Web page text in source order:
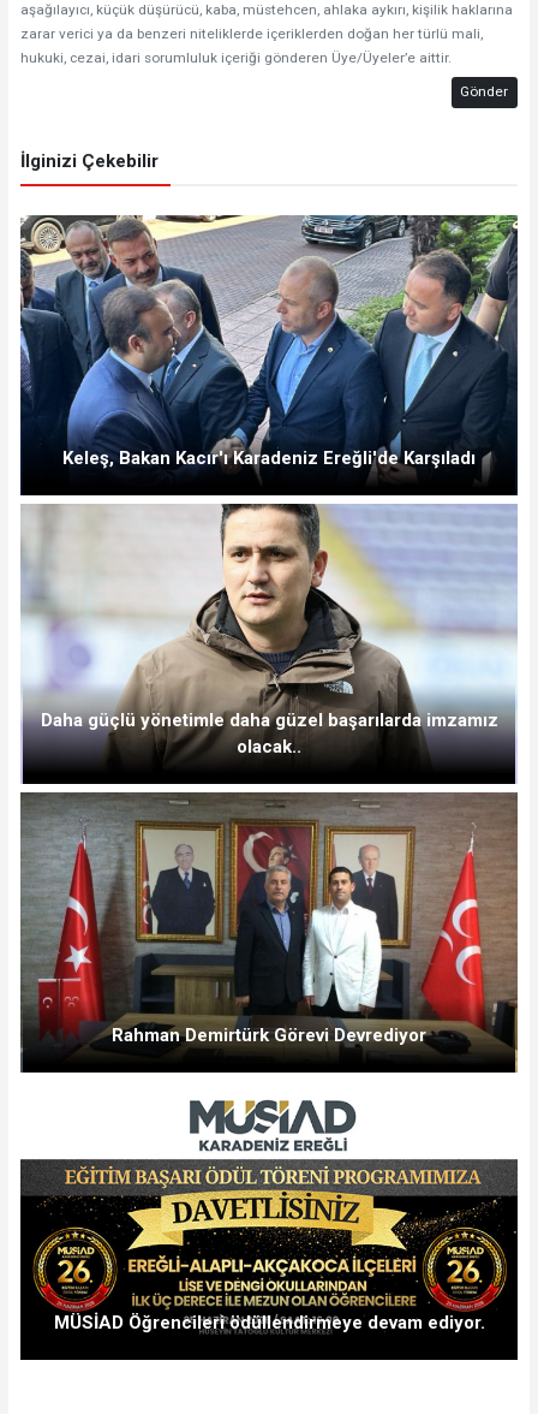
aşağılayıcı, küçük düşürücü, kaba, müstehcen, ahlaka aykırı, kişilik haklarına
zarar verici ya da benzeri niteliklerde içeriklerden doğan her türlü mali,
hukuki, cezai, idari sorumluluk içeriği gönderen Üye/Üyeler’e aittir.
Gönder
İlginizi Çekebilir
Keleş, Bakan Kacır'ı Karadeniz Ereğli'de Karşıladı
Daha güçlü yönetimle daha güzel başarılarda imzamız
olacak..
Rahman Demirtürk Görevi Devrediyor
MÜSİAD Öğrencileri ödüllendirmeye devam ediyor.